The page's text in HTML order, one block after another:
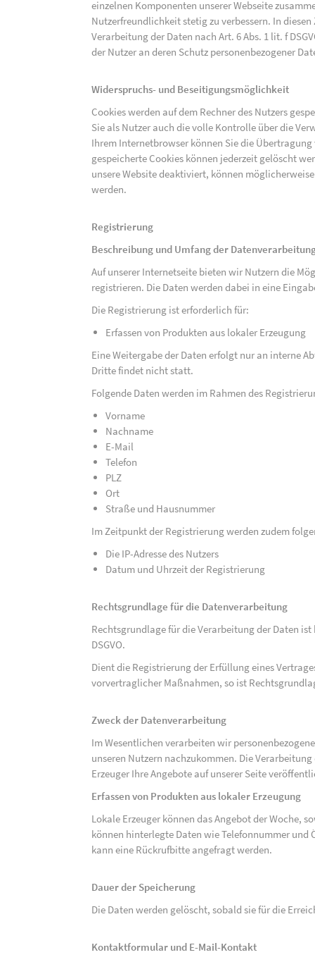
einzelnen Komponenten unserer Webseite
Nutzerfreundlichkeit stetig zu verbessern. In
Verarbeitung der Daten nach Art. 6 Abs. 1 lit. f
der Nutzer an deren Schutz personenbezogener
Widerspruchs- und Beseitigungsmöglichkeit
Cookies werden auf dem Rechner des Nutzers
Sie als Nutzer auch die volle Kontrolle über die
Ihrem Internetbrowser können Sie die
gespeicherte Cookies können jederzeit gelöscht
unsere Website deaktiviert, können
werden.
Registrierung
Beschreibung und Umfang der
Auf unserer Internetseite bieten wir Nutzern die
registrieren. Die Daten werden dabei in eine
Die Registrierung ist erforderlich für:
Erfassen von Produkten aus lokaler Erzeugung
Eine Weitergabe der Daten erfolgt nur an interne
Dritte findet nicht statt.
Folgende Daten werden im Rahmen des
Vorname
Nachname
E-Mail
Telefon
PLZ
Ort
Straße und Hausnummer
Im Zeitpunkt der Registrierung werden zudem
Die IP-Adresse des Nutzers
Datum und Uhrzeit der Registrierung
Rechtsgrundlage für die Datenverarbeitung
Rechtsgrundlage für die Verarbeitung der Daten
DSGVO.
Dient die Registrierung der Erfüllung eines
vorvertraglicher Maßnahmen, so ist
Zweck der Datenverarbeitung
Im Wesentlichen verarbeiten wir
unseren Nutzern nachzukommen. Die
Erzeuger Ihre Angebote auf unserer Seite
Erfassen von Produkten aus lokaler Erzeugung
Lokale Erzeuger können das Angebot der Woche,
können hinterlegte Daten wie Telefonnummer und
kann eine Rückrufbitte angefragt werden.
Dauer der Speicherung
Die Daten werden gelöscht, sobald sie für die
Kontaktformular und E-Mail-Kontakt